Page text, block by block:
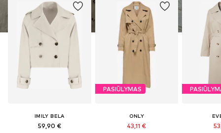
IMILY BELA
59,90 €
PASIŪLYMAS
ONLY
43,11 €